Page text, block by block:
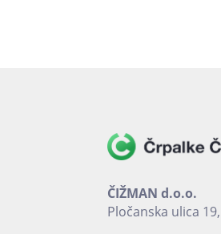
ČIŽMAN d.o.o.
Pločanska ulica